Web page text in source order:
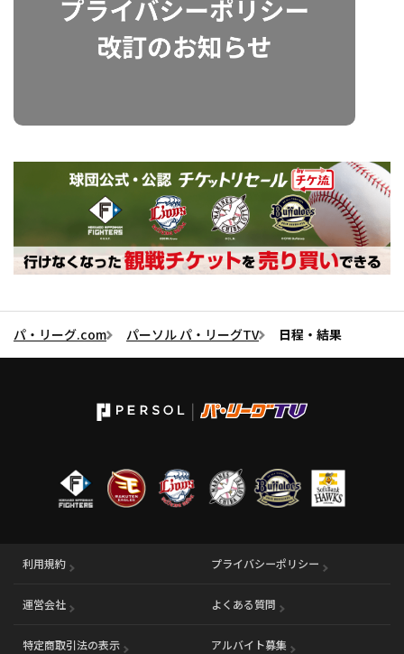
パ・リーグ.com パーソル パ・リーグTV 日程・結果
利用規約 プライバシーポリシー
運営会社 （別ウィンドウで開く） よくある質問
特定商取引法の表示 アルバイト募集 （別ウィンドウで開く